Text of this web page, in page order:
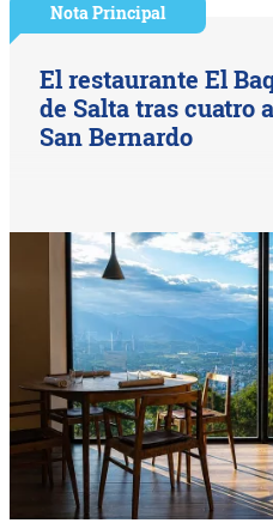
Nota Principal
El restaurante El
de Salta tras cuatro
San Bernardo